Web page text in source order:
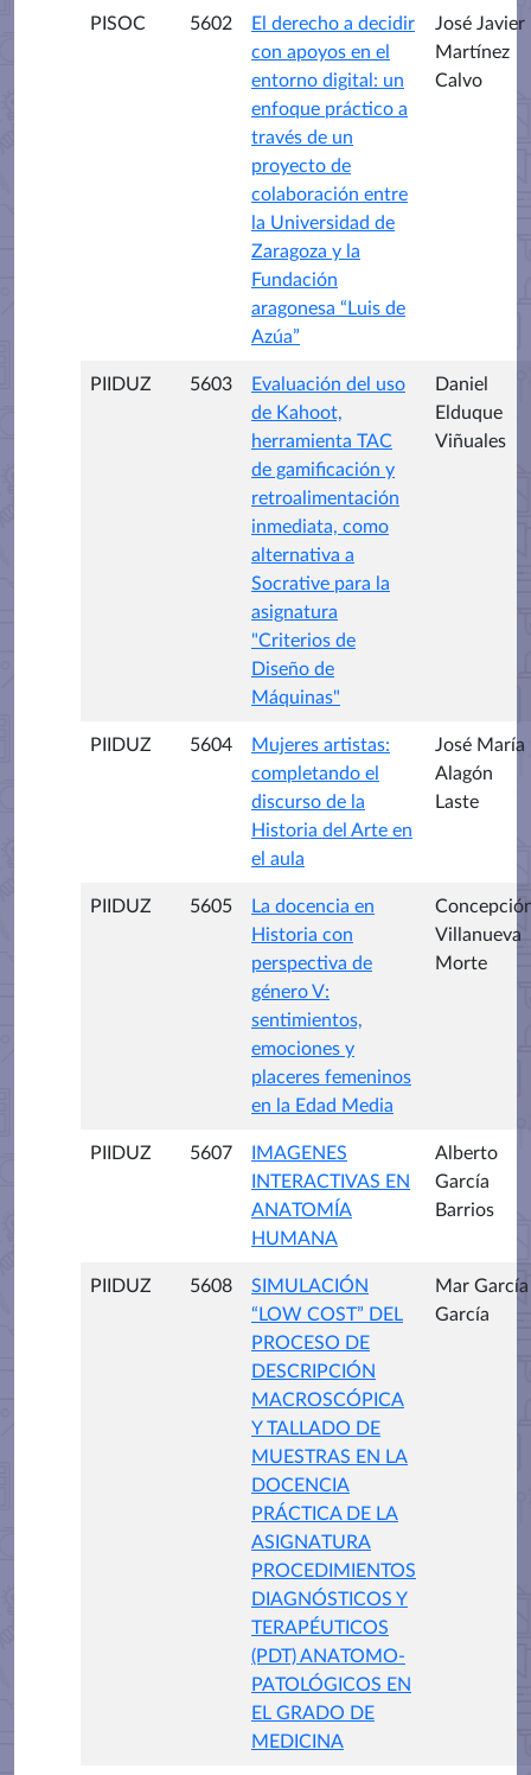
PISOC 5602
El derecho a decidir
con apoyos en el
entorno digital: un
enfoque práctico a
través de un
proyecto de
colaboración entre
la Universidad de
Zaragoza y la
Fundación
aragonesa “Luis de
Azúa”
José Javier
Martínez
Calvo
PIIDUZ 5603
Evaluación del uso
de Kahoot,
herramienta TAC
de gamificación y
retroalimentación
inmediata, como
alternativa a
Socrative para la
asignatura
"Criterios de
Diseño de
Máquinas"
Daniel
Elduque
Viñuales
PIIDUZ 5604
Mujeres artistas:
completando el
discurso de la
Historia del Arte en
el aula
José María
Alagón
Laste
PIIDUZ 5605
La docencia en
Historia con
perspectiva de
género V:
sentimientos,
emociones y
placeres femeninos
en la Edad Media
Villanueva
Morte
PIIDUZ 5607
IMAGENES
INTERACTIVAS EN
ANATOMÍA
HUMANA
Alberto
García
Barrios
PIIDUZ 5608
SIMULACIÓN
“LOW COST” DEL
PROCESO DE
DESCRIPCIÓN
MACROSCÓPICA
Y TALLADO DE
MUESTRAS EN LA
DOCENCIA
PRÁCTICA DE LA
ASIGNATURA
PROCEDIMIENTOS
DIAGNÓSTICOS Y
TERAPÉUTICOS
(PDT) ANATOMO-
PATOLÓGICOS EN
EL GRADO DE
MEDICINA
Mar García
García